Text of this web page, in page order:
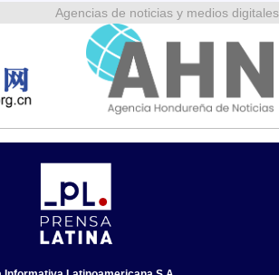
Agencias de noticias y medios digitales